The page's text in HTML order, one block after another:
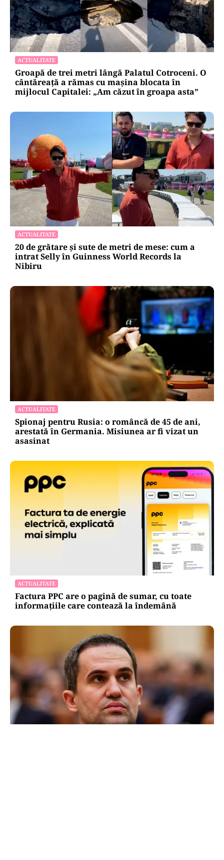
ACTUALITATE
Groapă de trei metri lângă Palatul Cotroceni. O
cântăreață a rămas cu mașina blocata în
mijlocul Capitalei: „Am căzut în groapa asta”
ACTUALITATE
20 de grătare și sute de metri de mese: cum a
intrat Selly în Guinness World Records la
Nibiru
ACTUALITATE
Spionaj pentru Rusia: o româncă de 45 de ani,
arestată în Germania. Misiunea ar fi vizat un
asasinat
ACTUALITATE
Factura PPC are o pagină de sumar, cu toate
informațiile care contează la îndemână